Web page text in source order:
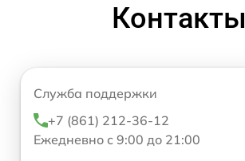
Контакты
Служба поддержки
+7 (861) 212-36-12
Ежедневно с 9:00 до 21:00